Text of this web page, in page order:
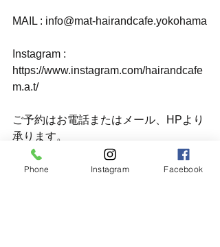
MAIL : info@mat-hairandcafe.yokohama
Instagram :
https://www.instagram.com/hairandcafe
m.a.t/
ご予約はお電話またはメール、HPより
承ります。
Phone Instagram Facebook